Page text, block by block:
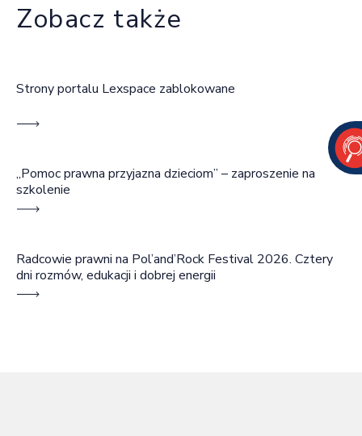
Zobacz także
Strony portalu Lexspace zablokowane
„Pomoc prawna przyjazna dzieciom” – zaproszenie na
szkolenie
Radcowie prawni na Pol’and’Rock Festival 2026. Cztery
dni rozmów, edukacji i dobrej energii